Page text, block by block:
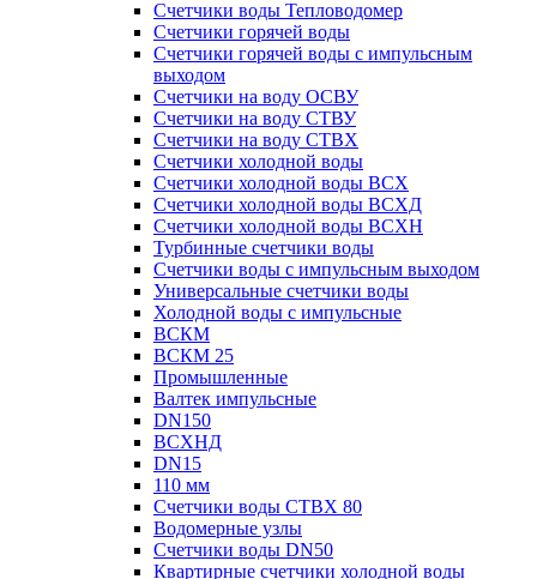
Счетчики воды Тепловодомер
Счетчики горячей воды
Счетчики горячей воды с импульсным
выходом
Счетчики на воду ОСВУ
Счетчики на воду СТВУ
Счетчики на воду СТВХ
Счетчики холодной воды
Счетчики холодной воды ВСХ
Счетчики холодной воды ВСХД
Счетчики холодной воды ВСХН
Турбинные счетчики воды
Счетчики воды с импульсным выходом
Универсальные счетчики воды
Холодной воды с импульсные
ВСКМ
ВСКМ 25
Промышленные
Валтек импульсные
DN150
ВСХНД
DN15
110 мм
Счетчики воды СТВХ 80
Водомерные узлы
Счетчики воды DN50
Квартирные счетчики холодной воды